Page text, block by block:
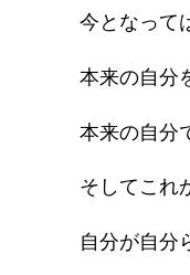
今となって
本来の自分
本来の自分
そしてこれ
自分が自分